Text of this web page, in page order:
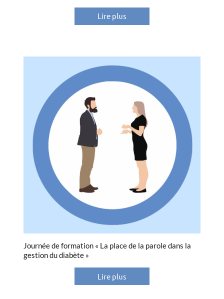
Lire plus
Journée de formation « La place de la parole dans la
gestion du diabète »
Lire plus